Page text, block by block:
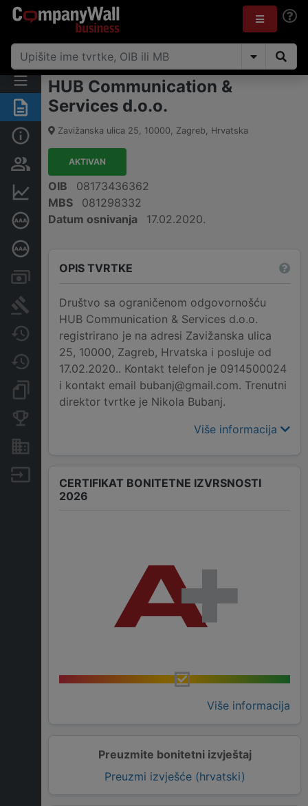
Sažetak
Osnovne informacije
Osobe i vlasništvo
Financijski podaci
Certifikat bonitetne izvrsnosti
Dubinska bonitetna ocjena
Sudske objave
Javne nabavke
Promjene
Dokumenti i objave
HUB Communication &
Services d.o.o.
Zavižanska ulica 25, 10000, Zagreb, Hrvatska
AKTIVAN
OIB
08173436362
MBS
081298332
Datum osnivanja
17.02.2020.
OPIS TVRTKE
Društvo sa ograničenom odgovornošću
HUB Communication & Services d.o.o.
registrirano je na adresi Zavižanska ulica
25, 10000, Zagreb, Hrvatska i posluje od
17.02.2020.. Kontakt telefon je 0914500024
i kontakt email bubanj@gmail.com. Trenutni
direktor tvrtke je Nikola Bubanj.
Više informacija
CERTIFIKAT BONITETNE IZVRSNOSTI
2026
Više informacija
Preuzmite bonitetni izvještaj
Preuzmi izvješće (hrvatski)